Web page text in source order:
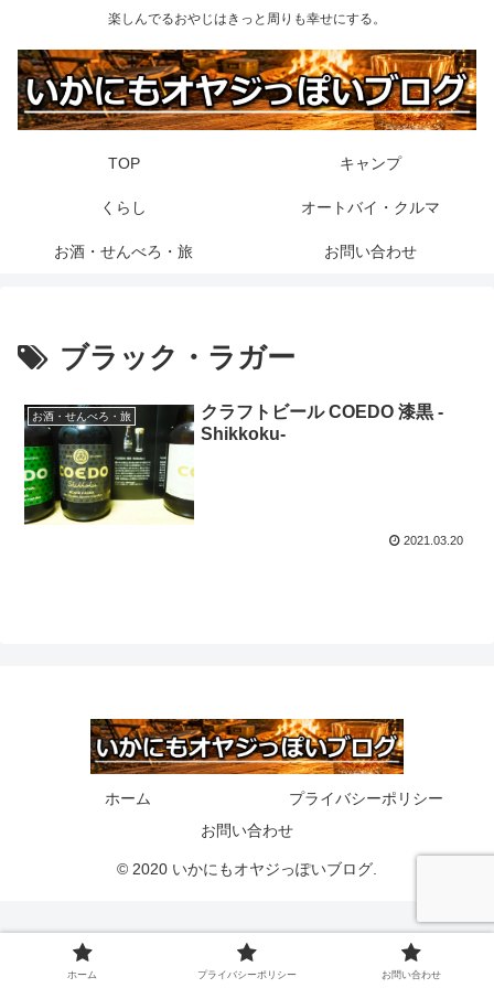
楽しんでるおやじはきっと周りも幸せにする。
TOP キャンプ
くらし オートバイ・クルマ
お酒・せんべろ・旅 お問い合わせ
ブラック・ラガー
お酒・せんべろ・旅
クラフトビール COEDO 漆黒 -
Shikkoku-
2021.03.20
ホーム
プライバシーポリシー
お問い合わせ
© 2020 いかにもオヤジっぽいブログ.
ホーム プライバシーポリシー お問い合わせ